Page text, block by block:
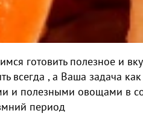
готовить полезное и
, а Ваша задача как
и полезными овощами в
период